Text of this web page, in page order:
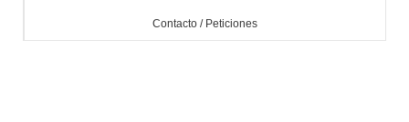
Contacto / Peticiones